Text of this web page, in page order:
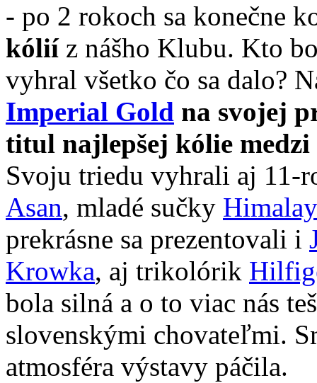
- po 2 rokoch sa konečne
kóliíz nášho Klubu. Kto
vyhral všetko čo sa dalo?
Imperial Gold na svojej
titul najlepšej kólie
Svoju triedu vyhrali aj 11-
Asan, mladé sučky
prekrásne sa prezentovali i
Krowka, aj trikolórik
bola silná a o to viac nás
slovenskými chovateľmi.
atmosféra výstavy páčila.